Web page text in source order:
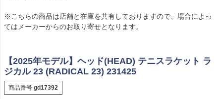
※こちらの商品は店舗と在庫を共有しておりますので、場合によっ
てはメーカーからのお取り寄せとなります。
【2025年モデル】ヘッド(HEAD) テニスラケット ラ
ジカル 23 (RADICAL 23) 231425
商品番号 gd17392